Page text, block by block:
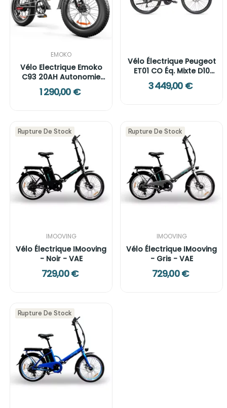
EMOKO
Vélo Electrique Emoko
C93 20AH Autonomie
80KM
1 290,00 €
Vélo Électrique Peugeot
ET01 CO Éq. Mixte D10
PWT
3 449,00 €
Rupture De Stock
IMOOVING
Vélo Électrique IMooving
- Noir - VAE
729,00 €
Rupture De Stock
IMOOVING
Vélo Électrique IMooving
- Gris - VAE
729,00 €
Rupture De Stock